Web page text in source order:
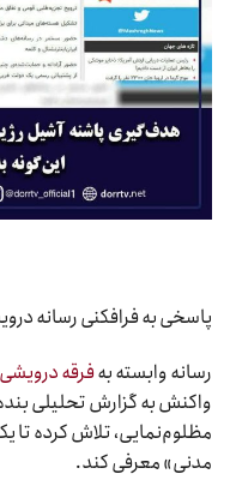
پاسخی به فرافکنی رسانه
رسانه وابسته بهفرقه
واکنش به گزارش تحلیلی
مظلوم‌نمایی، تلاش کرده
مدنی» معرفی کند.